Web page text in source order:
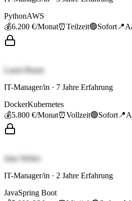
PythonAWS
💰6.200 €/Monat⏰Teilzeit🟢Sofort 📍
Laura Braun
IT-Manager/in · 7 Jahre Erfahrung
DockerKubernetes
💰5.800 €/Monat⏰Vollzeit🟢Sofort 📍
Jana Weber
IT-Manager/in · 2 Jahre Erfahrung
JavaSpring Boot